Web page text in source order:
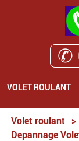
✆
VOLET ROULANT
Volet roulant >
Depannage